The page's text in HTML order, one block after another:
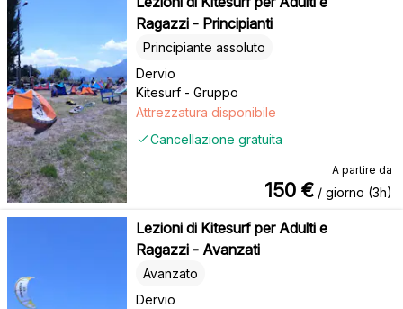
Ragazzi - Principianti
Dervio
Principiante assoluto
Kitesurf - Gruppo
Cancellazione gratuita
Attrezzatura disponibile
A partire da
150 € / giorno (3h)
Lezioni di Kitesurf per Adulti e
Ragazzi - Avanzati
Dervio
Avanzato